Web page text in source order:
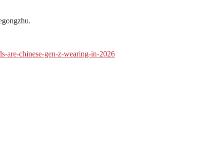
are-chinese-gen-z-wearing-in-2026